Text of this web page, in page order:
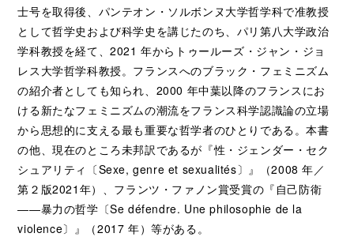
士号を取得後、パンテオン・ソルボンヌ大学哲学科で准教授
として哲学史および科学史を講じたのち、パリ第八大学政治
学科教授を経て、2021 年からトゥールーズ・ジャン・ジョ
レス大学哲学科教授。フランスへのブラック・フェミニズム
の紹介者としても知られ、2000 年中葉以降のフランスにお
ける新たなフェミニズムの潮流をフランス科学認識論の立場
から思想的に支える最も重要な哲学者のひとりである。本書
の他、現在のところ未邦訳であるが『性・ジェンダー・セク
シュアリティ〔Sexe, genre et sexualités〕』（2008 年／
第２版2021年）、フランツ・ファノン賞受賞の『自己防衛
――暴力の哲学〔Se défendre. Une philosophie de la
violence〕』（2017 年）等がある。